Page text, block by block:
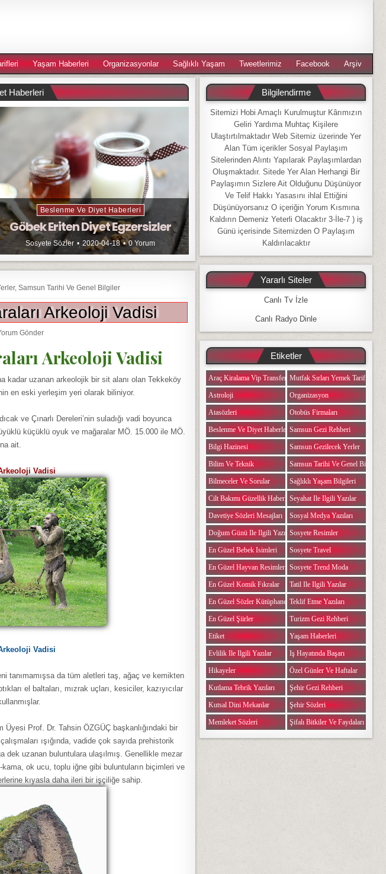
Yaşam Haberleri Organizasyonlar Sağlıklı Yaşam Tweetlerimiz Facebook Arşiv
Haberleri
Beslenme Ve Diyet Haberleri
Göbek Eriten Diyet Egzersizler
Sosyete Sözler 2020-04-18 0 Yorum
, Samsun Tarihi Ve Genel Bilgiler
Arkeoloji Vadisi
Gönder
Arkeoloji Vadisi
kadar uzanan arkeolojik bir sit alanı olan Tekkeköy
en eski yerleşim yeri olarak biliniyor.
ve Çınarlı Dereleri’nin suladığı vadi boyunca
küçüklü oyuk ve mağaralar MÖ. 15.000 ile MÖ.
ait.
Vadisi
Vadisi
tanımamışsa da tüm aletleri taş, ağaç ve kemikten
el baltaları, mızrak uçları, kesiciler, kazıyıcılar
Prof. Dr. Tahsin ÖZGÜÇ başkanlığındaki bir
ışığında, vadide çok sayıda prehistorik
dek uzanan buluntulara ulaşılmış. Genellikle mezar
ok ucu, toplu iğne gibi buluntuların biçimleri ve
kıyasla daha ileri bir işçiliğe sahip.
Bilgilendirme
Sitemizi Hobi Amaçlı Kurulmuştur Kârımızın
Geliri Yardıma Muhtaç Kişilere
Ulaştırtılmaktadır Web Sitemiz üzerinde Yer
Alan Tüm içerikler Sosyal Paylaşım
Sitelerinden Alıntı Yapılarak Paylaşımlardan
Oluşmaktadır. Sitede Yer Alan Herhangi Bir
Paylaşımın Sizlere Ait Olduğunu Düşünüyor
Ve Telif Hakkı Yasasını ihlal Ettiğini
Düşünüyorsanız O içeriğin Yorum Kısmına
Kaldırın Demeniz Yeterli Olacaktır 3-İle-7 ) iş
Günü içerisinde Sitemizden O Paylaşım
Kaldırılacaktır
Yararlı Siteler
Canlı Tv İzle
Canlı Radyo Dinle
Etiketler
Araç Kiralama Vip Transfer
Astroloji
Atasözleri
Beslenme Ve Diyet Haberleri
Bilgi Hazinesi
Bilim Ve Teknik
Bilmeceler Ve Sorular
Cilt Bakımı Güzellik Haberleri
Davetiye Sözleri Mesajları
Doğum Günü Ile Ilgili Yazılar
En Güzel Bebek Isimleri
En Güzel Hayvan Resimleri
En Güzel Komik Fıkralar
En Güzel Sözler Kütüphanesi
En Güzel Şiirler
Etiket
Evlilik Ile Ilgili Yazılar
Hikayeler
Kutlama Tebrik Yazıları
Kutsal Dini Mekanlar
Memleket Sözleri
Mutfak Sırları Yemek Tarifi
Organizasyon
Otobüs Firmaları
Samsun Gezi Rehberi
Samsun Gezilecek Yerler
Samsun Tarihi Ve Genel Bilgiler
Sağlıklı Yaşam Bilgileri
Seyahat Ile Ilgili Yazılar
Sosyal Medya Yazıları
Sosyete Resimler
Sosyete Travel
Sosyete Trend Moda
Tatil Ile Ilgili Yazılar
Teklif Etme Yazıları
Turizm Gezi Rehberi
Yaşam Haberleri
Iş Hayatında Başarı
Özel Günler Ve Haftalar
Şehir Gezi Rehberi
Şehir Sözleri
Şifalı Bitkiler Ve Faydaları